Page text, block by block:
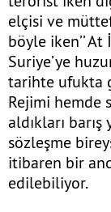
elçisi ve
böyle iken’’ At
Suriye’ye
tarihte ufukta
Rejimi hemde
aldıkları
sözleşme
itibaren bir
edilebiliyor.